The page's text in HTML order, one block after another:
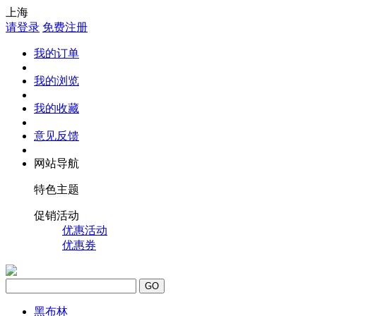
上海
请登录 免费注册
我的订单
我的浏览
我的收藏
意见反馈
网站导航
特色主题
促销活动
优惠活动
优惠券
GO
黑布林